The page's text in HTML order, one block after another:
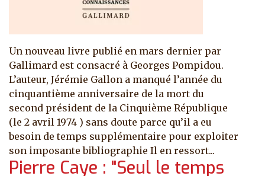
Un nouveau livre publié en mars dernier par
Gallimard est consacré à Georges Pompidou.
L’auteur, Jérémie Gallon a manqué l’année du
cinquantième anniversaire de la mort du
second président de la Cinquième République
(le 2 avril 1974 ) sans doute parce qu’il a eu
besoin de temps supplémentaire pour exploiter
son imposante bibliographie Il en ressort...
Pierre Caye : "Seul le temps